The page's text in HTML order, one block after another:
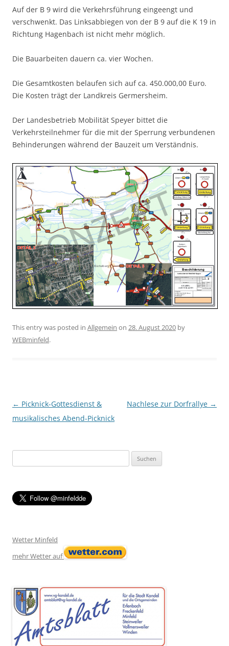
Auf der B 9 wird die Verkehrsführung eingeengt und
verschwenkt. Das Linksabbiegen von der B 9 auf die K 19 in
Richtung Hagenbach ist nicht mehr möglich.
Die Bauarbeiten dauern ca. vier Wochen.
Die Gesamtkosten belaufen sich auf ca. 450.000,00 Euro.
Die Kosten trägt der Landkreis Germersheim.
Der Landesbetrieb Mobilität Speyer bittet die
Verkehrsteilnehmer für die mit der Sperrung verbundenen
Behinderungen während der Bauzeit um Verständnis.
This entry was posted in Allgemein on 28. August 2020 by
WEBminfeld.
Post navigation
← Picknick-Gottesdienst &
musikalisches Abend-Picknick
Nachlese zur Dorfrallye →
nach:
Wetter Minfeld
mehr Wetter auf